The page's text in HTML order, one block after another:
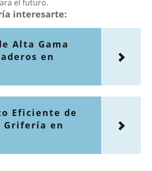
el futuro.
interesarte:
Alta Gama
en
Eficiente de
Grifería en